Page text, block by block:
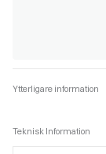
Ytterligare information
Teknisk Information